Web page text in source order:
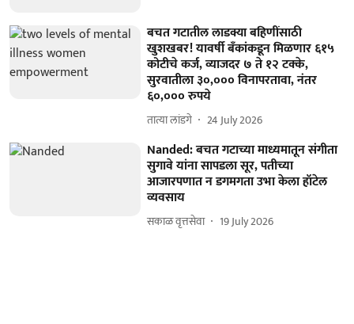
बचत गटातील लाडक्या बहिणींसाठी
खुशखबर! यावर्षी बॅंकांकडून मिळणार ६१५
कोटीचे कर्ज, व्याजदर ७ ते १२ टक्के,
सुरवातीला ३०,००० विनापरतावा, नंतर
६०,००० रुपये
तात्या लांडगे 24 July 2026
Nanded: बचत गटाच्या माध्यमातून संगीता
सुगावे यांना सापडला सूर, पतीच्या
आजारपणात न डगमगता उभा केला हॉटेल
व्यवसाय
सकाळ वृत्तसेवा 19 July 2026